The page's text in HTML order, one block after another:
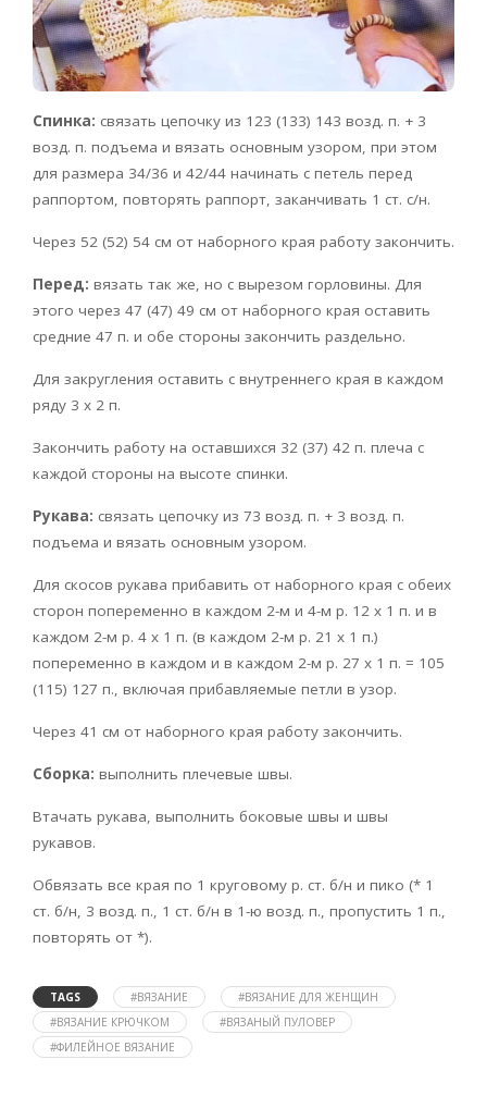
Спинка: связать цепочку из 123 (133) 143 возд. п. + 3
возд. п. подъема и вязать основным узором, при этом
для размера 34/36 и 42/44 начинать с петель перед
раппортом, повторять раппорт, заканчивать 1 ст. с/н.
Через 52 (52) 54 см от наборного края работу закончить.
Перед: вязать так же, но с вырезом горловины. Для
этого через 47 (47) 49 см от наборного края оставить
средние 47 п. и обе стороны закончить раздельно.
Для закругления оставить с внутреннего края в каждом
ряду 3 х 2 п.
Закончить работу на оставшихся 32 (37) 42 п. плеча с
каждой стороны на высоте спинки.
Рукава: связать цепочку из 73 возд. п. + 3 возд. п.
подъема и вязать основным узором.
Для скосов рукава прибавить от наборного края с обеих
сторон попеременно в каждом 2-м и 4-м р. 12 х 1 п. и в
каждом 2-м р. 4 х 1 п. (в каждом 2-м р. 21 х 1 п.)
попеременно в каждом и в каждом 2-м р. 27 х 1 п. = 105
(115) 127 п., включая прибавляемые петли в узор.
Через 41 см от наборного края работу закончить.
Сборка: выполнить плечевые швы.
Втачать рукава, выполнить боковые швы и швы
рукавов.
Обвязать все края по 1 круговому р. ст. б/н и пико (* 1
ст. б/н, 3 возд. п., 1 ст. б/н в 1-ю возд. п., пропустить 1 п.,
повторять от *).
TAGS #ВЯЗАНИЕ
#ВЯЗАНИЕ ДЛЯ ЖЕНЩИН
#ВЯЗАНИЕ КРЮЧКОМ
#ВЯЗАНЫЙ ПУЛОВЕР
#ФИЛЕЙНОЕ ВЯЗАНИЕ